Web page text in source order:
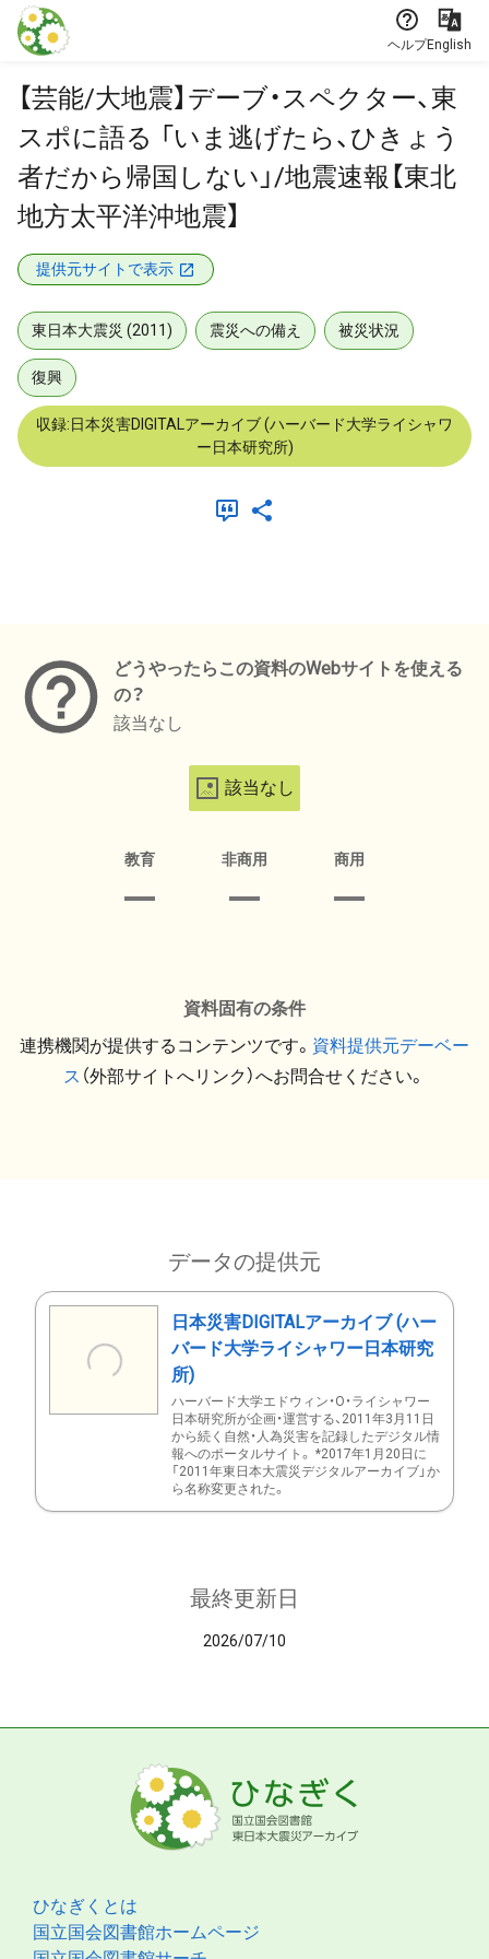
本文に飛ぶ
ヘルプEnglish
【芸能/大地震】デーブ・スペクター、東
スポに語る 「いま逃げたら、ひきょう
者だから帰国しない」/地震速報【東北
地方太平洋沖地震】
提供元サイトで表示
東日本大震災 (2011) 震災への備え 被災状況
復興
収録:日本災害DIGITALアーカイブ (ハーバード大学ライシャワ
ー日本研究所)
どうやったらこの資料のWebサイトを使える
の？
該当なし
該当なし
教育 非商用 商用
資料固有の条件
連携機関が提供するコンテンツです。 資料提供元デーベー
ス （外部サイトへリンク）へお問合せください。
データの提供元
日本災害DIGITALアーカイブ (ハー
バード大学ライシャワー日本研究
所)
ハーバード大学エドウィン・O・ライシャワー
日本研究所が企画・運営する、2011年3月11日
から続く自然・人為災害を記録したデジタル情
報へのポータルサイト。 *2017年1月20日に
「2011年東日本大震災デジタルアーカイブ」か
ら名称変更された。
最終更新日
2026/07/10
ひなぎくとは
国立国会図書館ホームページ